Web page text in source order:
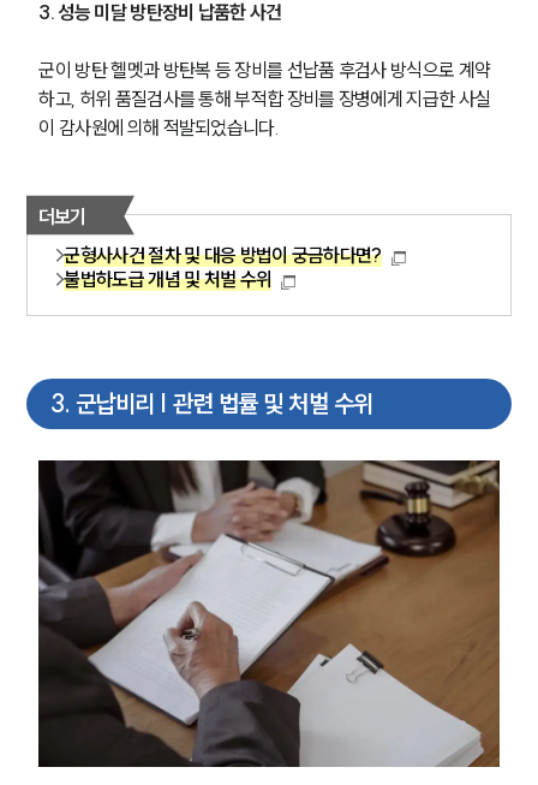
3. 성능 미달 방탄장비 납품한 사건
군이 방탄 헬멧과 방탄복 등 장비를 선납품 후검사 방식으로 계약
하고, 허위 품질검사를 통해 부적합 장비를 장병에게 지급한 사실
이 감사원에 의해 적발되었습니다.
더보기
군형사사건 절차 및 대응 방법이 궁금하다면?
불법하도급 개념 및 처벌 수위
3. 군납비리 | 관련 법률 및 처벌 수위